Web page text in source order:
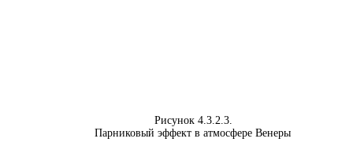
Рисунок 4.3.2.3.
Парниковый эффект в атмосфере Венеры